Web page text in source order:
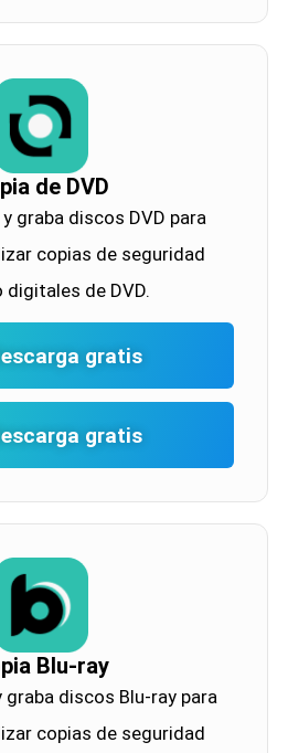
de DVD
graba discos DVD para
copias de seguridad
digitales de DVD.
gratis
gratis
Blu-ray
graba discos Blu-ray para
copias de seguridad